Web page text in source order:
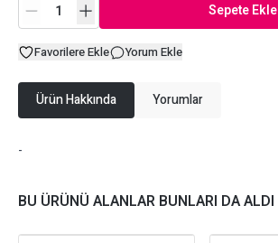
Sepete Ekle
Favorilere Ekle Yorum Ekle
Ürün Hakkında Yorumlar
-
BU ÜRÜNÜ ALANLAR BUNLARI DA ALDI